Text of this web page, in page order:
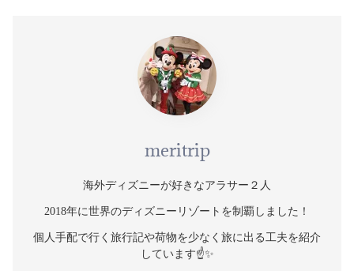
meritrip
海外ディズニーが好きなアラサー２人
2018年に世界のディズニーリゾートを制覇しました！
個人手配で行く旅行記や荷物を少なく旅に出る工夫を紹介
しています☝️✨